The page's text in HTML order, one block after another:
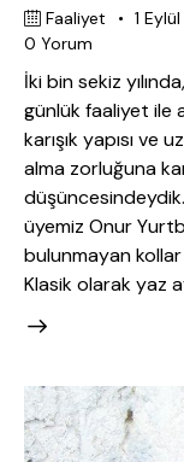
Faaliyet 1
0 Yorum
İki bin sekiz
günlük faaliyet ile
karışık yapısı
alma zorluğuna
üyemiz Onur
bulunmayan kollar
Klasik olarak yaz